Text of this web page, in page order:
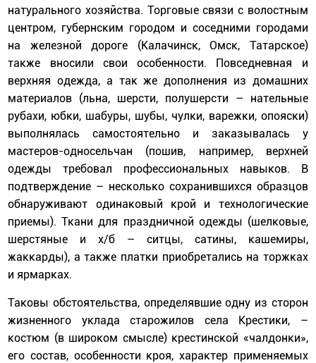
натурального хозяйства. Торговые связи с волостным
центром, губернским городом и соседними городами
на железной дороге (Калачинск, Омск, Татарское)
также вносили свои особенности. Повседневная и
верхняя одежда, а так же дополнения из домашних
материалов (льна, шерсти, полушерсти – нательные
рубахи, юбки, шабуры, шубы, чулки, варежки, опояски)
выполнялась самостоятельно и заказывалась у
мастеров-односельчан (пошив, например, верхней
одежды требовал профессиональных навыков. В
подтверждение – несколько сохранившихся образцов
обнаруживают одинаковый крой и технологические
приемы). Ткани для праздничной одежды (шелковые,
шерстяные и х/б – ситцы, сатины, кашемиры,
жаккарды), а также платки приобретались на торжках
и ярмарках.
Таковы обстоятельства, определявшие одну из сторон
жизненного уклада старожилов села Крестики, –
костюм (в широком смысле) крестинской «чалдонки»,
его состав, особенности кроя, характер применяемых